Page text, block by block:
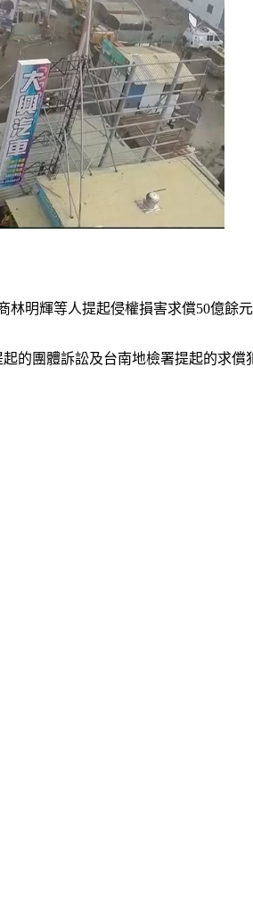
明輝等人提起侵權損害求償50億餘
的團體訴訟及台南地檢署提起的求